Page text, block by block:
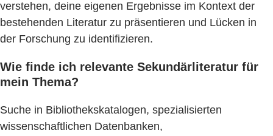
verstehen, deine eigenen Ergebnisse im Kontext der
bestehenden Literatur zu präsentieren und Lücken in
der Forschung zu identifizieren.
Wie finde ich relevante Sekundärliteratur für
mein Thema?
Suche in Bibliothekskatalogen, spezialisierten
wissenschaftlichen Datenbanken,